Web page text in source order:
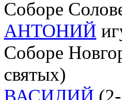
Соборе
АНТОНИЙ
Соборе
святых)
ВАСИЛИЙ